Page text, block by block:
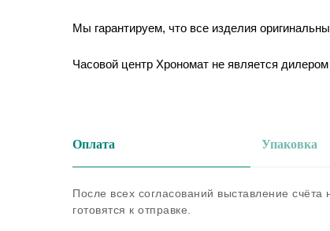
Мы гарантируем, что все изделия
Часовой центр Хрономат не является
Оплата Упаковка
После всех согласований выставление
готовятся к отправке.